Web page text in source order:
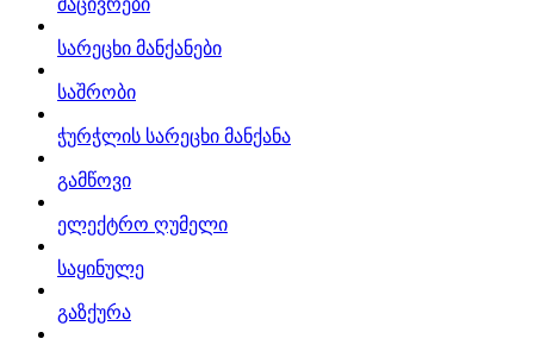
მაცივრები
სარეცხი მანქანები
საშრობი
ჭურჭლის სარეცხი მანქანა
გამწოვი
ელექტრო ღუმელი
საყინულე
გაზქურა